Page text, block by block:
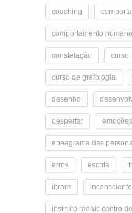
coaching
comportamento humano
constelação curso
curso de grafologia
desenho
despertar emoções
eneagrama das
erros escrita
ibrare inconsciente
instituto radaic centro